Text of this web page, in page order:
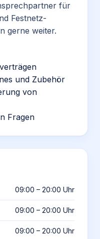
für
Festnetz-
gerne weiter.
und Zubehör
von
Fragen
09:00 – 20:00 Uhr
09:00 – 20:00 Uhr
09:00 – 20:00 Uhr